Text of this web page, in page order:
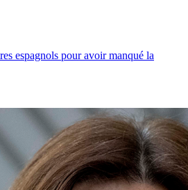
espagnols pour avoir manqué la